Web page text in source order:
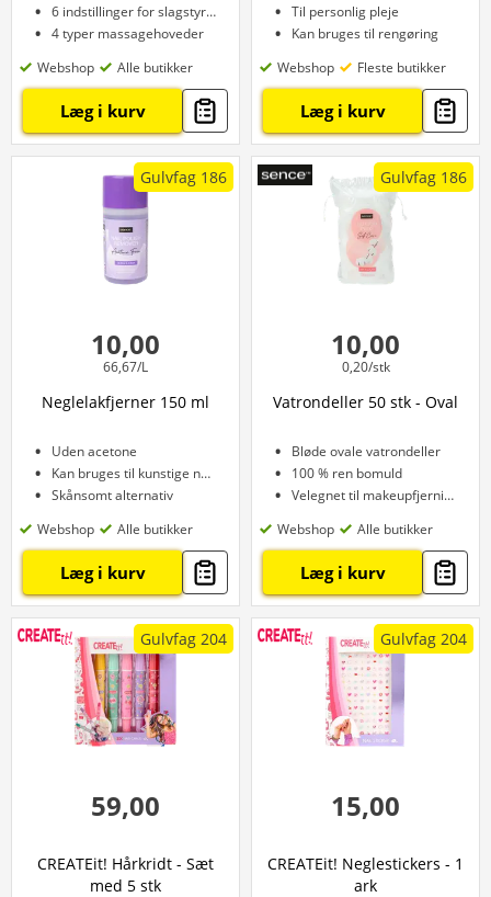
6 indstillinger for slagstyrke
4 typer massagehoveder
Webshop
Alle butikker
Læg i kurv
Til personlig pleje
Kan bruges til rengøring
Webshop
Fleste butikker
Læg i kurv
Gulvfag 186
10,00
66,67/L
Neglelakfjerner 150 ml
Uden acetone
Kan bruges til kunstige negle
Skånsomt alternativ
Webshop
Alle butikker
Læg i kurv
Gulvfag 186
10,00
0,20/stk
Vatrondeller 50 stk - Oval
Bløde ovale vatrondeller
100 % ren bomuld
Velegnet til makeupfjerning
Webshop
Alle butikker
Læg i kurv
Gulvfag 204
59,00
CREATEit! Hårkridt - Sæt
med 5 stk
Gulvfag 204
15,00
CREATEit! Neglestickers - 1
ark